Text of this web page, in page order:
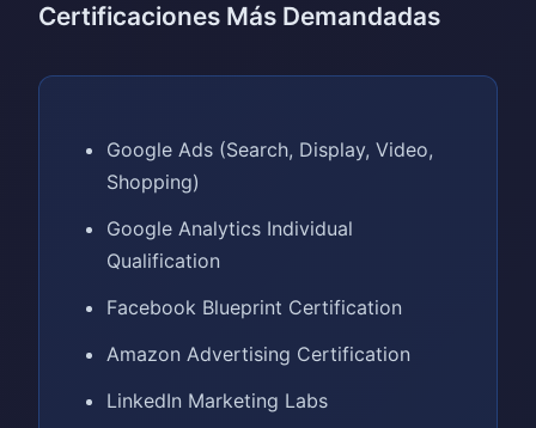
Certificaciones Más Demandadas
Google Ads (Search, Display, Video,
Shopping)
Google Analytics Individual
Qualification
Facebook Blueprint Certification
Amazon Advertising Certification
LinkedIn Marketing Labs